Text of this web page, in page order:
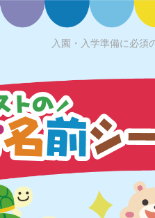
入園・入学準備に必須